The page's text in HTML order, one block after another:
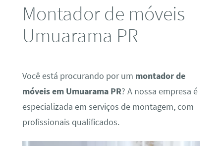
Montador de móveis
Umuarama PR
Você está procurando por um montador de
móveis em Umuarama PR? A nossa empresa é
especializada em serviços de montagem, com
profissionais qualificados.